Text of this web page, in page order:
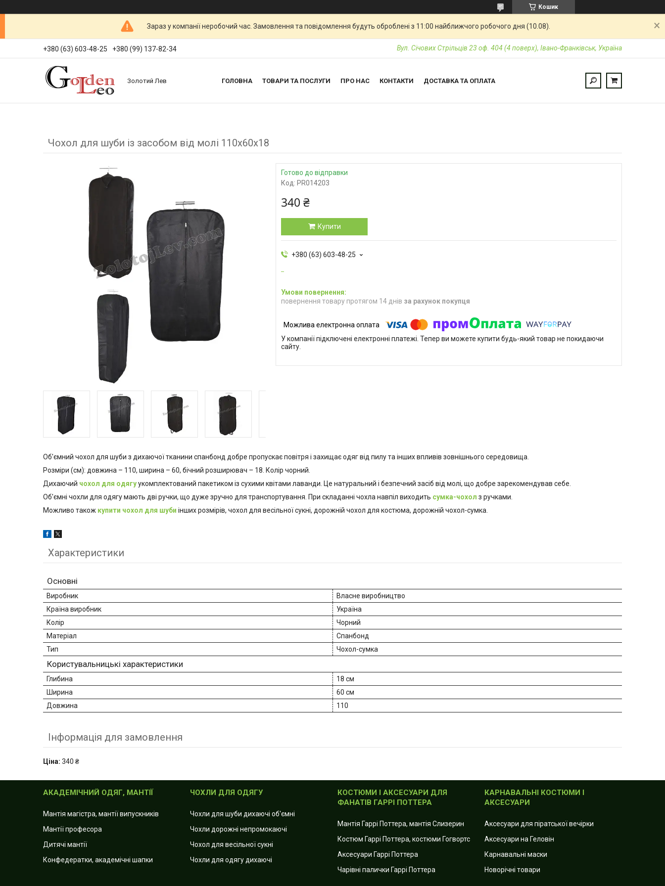
Кошик
Зараз у компанії неробочий час. Замовлення та повідомлення будуть оброблені з 11:00 найближчого робочого дня (10.08).
+380 (63) 603-48-25 +380 (99) 137-82-34 Вул. Січових Стрільців 23 оф. 404 (4 поверх), Івано-Франківськ, Україна
Золотий Лев ГОЛОВНА ТОВАРИ ТА ПОСЛУГИ ПРО НАС КОНТАКТИ ДОСТАВКА ТА ОПЛАТА
Чохол для шуби із засобом від молі 110х60х18
Готово до відправки
Код: PR014203
340 ₴
Купити
+380 (63) 603-48-25
повернення товару протягом 14 днів за рахунок покупця
У компанії підключені електронні платежі. Тепер ви можете купити будь-який товар не покидаючи
сайту.
Об'ємний чохол для шуби з дихаючої тканини спанбонд добре пропускає повітря і захищає одяг від пилу та інших впливів зовнішнього середовища.
Розміри (см): довжина – 110, ширина – 60, бічний розширювач – 18. Колір чорний.
Дихаючий чохол для одягуукомплектований пакетиком із сухими квітами лаванди. Це натуральний і безпечний засіб від молі, що добре зарекомендував себе.
Об'ємні чохли для одягу мають дві ручки, що дуже зручно для транспортування. При складанні чохла навпіл виходить сумка-чохол з ручками.
Можливо також купити чохол для шуби інших розмірів, чохол для весільної сукні, дорожній чохол для костюма, дорожній чохол-сумка.
Характеристики
Основні
Виробник
Власне виробництво
Країна виробник
Україна
Колір
Чорний
Матеріал
Спанбонд
Тип
Чохол-сумка
Користувальницькі характеристики
Глибина
18 см
Ширина
60 см
Довжина
110
Інформація для замовлення
Ціна: 340 ₴
АКАДЕМІЧНИЙ ОДЯГ, МАНТІЇ
Мантія магістра, мантії випускників
Мантії професора
Дитячі мантії
Конфедератки, академічні шапки
ЧОХЛИ ДЛЯ ОДЯГУ
Чохли для шуби дихаючі об'ємні
Чохли дорожні непромокаючі
Чохол для весільної сукні
Чохли для одягу дихаючі
КОСТЮМИ І АКСЕСУАРИ ДЛЯ
ФАНАТІВ ГАРРІ ПОТТЕРА
Мантія Гаррі Поттера, мантія Слизерин
Костюм Гаррі Поттера, костюми Гогвортс
Аксесуари Гаррі Поттера
Чарівні палички Гаррі Поттера
КАРНАВАЛЬНІ КОСТЮМИ І
АКСЕСУАРИ
Аксесуари для піратської вечірки
Аксесуари на Геловін
Карнавальні маски
Новорічні товари